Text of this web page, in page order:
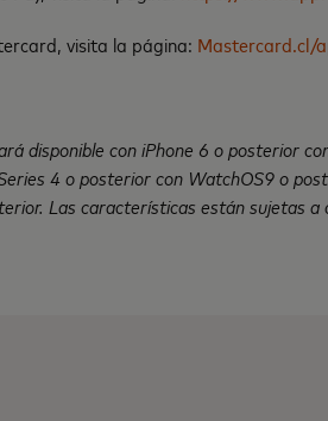
visita la página: Mastercard.cl/
disponible con iPhone 6 o posterior
4 o posterior con WatchOS9 o
Las características están sujetas a